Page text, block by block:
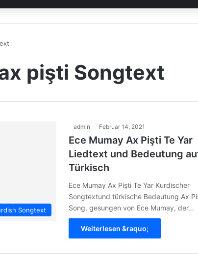
pişti Songtext
Songtext
admin Februar 14, 2021
Ece Mumay Ax Pişti Te Yar
Liedtext und Bedeutung
Türkisch
Ece Mumay Ax Pişti Te Yar Kurdischer
Songtextund türkische Bedeutung Ax
Song, gesungen von Ece Mumay, der…
Weiterlesen &raquo;